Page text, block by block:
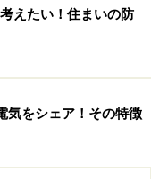
せず節電・省エネ
「ピークカット」
どの創エネ設備や
ント・システム
た「スマートハウ
ーを無理なく効率
です。
えたい！住まいの防
気をシェア！その特徴